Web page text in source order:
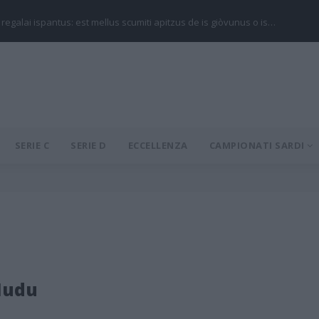
regalai ispantus: est mellus scumiti apitzus de is giòvunus o is…
SERIE C SERIE D ECCELLENZA CAMPIONATI SARDI